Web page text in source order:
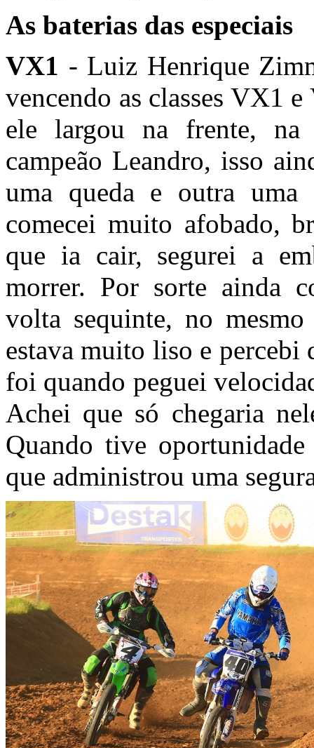
As baterias das especiais
VX1 - Luiz Henrique
vencendo as classes VX1
ele largou na frente,
campeão Leandro, isso
uma queda e outra uma
comecei muito afobado,
que ia cair, segurei a
morrer. Por sorte ainda
volta sequinte, no
estava muito liso e
foi quando peguei
Achei que só chegaria
Quando tive
que administrou uma